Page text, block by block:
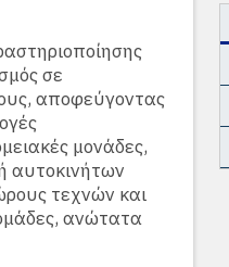
σε
αποφεύγοντας
μονάδες,
αυτοκινήτων
τεχνών και
ανώτατα